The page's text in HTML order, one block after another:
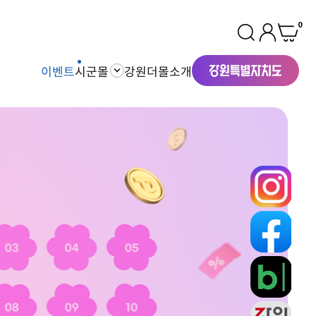
0
이벤트시군몰 강원더몰소개